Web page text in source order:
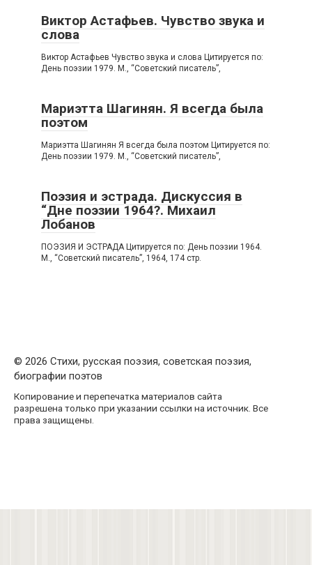
Виктор Астафьев. Чувство звука и
слова
Виктор Астафьев Чувство звука и слова Цитируется по:
День поэзии 1979. М., “Советский писатель”,
Мариэтта Шагинян. Я всегда была
поэтом
Мариэтта Шагинян Я всегда была поэтом Цитируется по:
День поэзии 1979. М., “Советский писатель”,
Поэзия и эстрада. Дискуссия в
“Дне поэзии 1964?. Михаил
Лобанов
ПОЭЗИЯ И ЭСТРАДА Цитируется по: День поэзии 1964.
М., “Советский писатель”, 1964, 174 стр.
© 2026 Стихи, русская поэзия, советская поэзия,
биографии поэтов
Копирование и перепечатка материалов сайта
разрешена только при указании ссылки на источник. Все
права защищены.